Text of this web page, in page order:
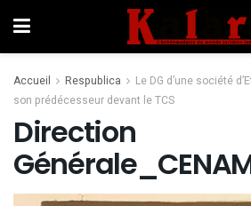
Accueil Respublica
Le DG d’une société
son prédécesseur devant le TCS
Direction